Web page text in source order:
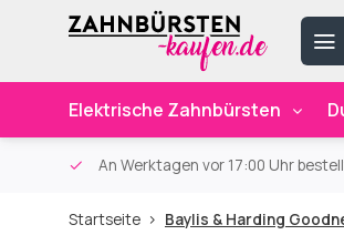
Elektrische Zahnbürsten
An Werktagen vor 17:00 Uhr
Startseite Baylis & Harding